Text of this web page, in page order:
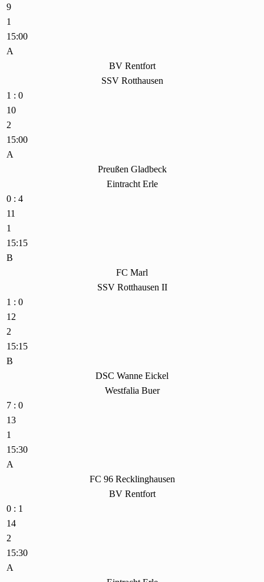
9
1
15:00
A
BV Rentfort
SSV Rotthausen
1 : 0
10
2
15:00
A
Preußen Gladbeck
Eintracht Erle
0 : 4
11
1
15:15
B
FC Marl
SSV Rotthausen II
1 : 0
12
2
15:15
B
DSC Wanne Eickel
Westfalia Buer
7 : 0
13
1
15:30
A
FC 96 Recklinghausen
BV Rentfort
0 : 1
14
2
15:30
A